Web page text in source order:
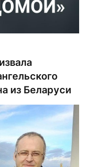
из Беларуси